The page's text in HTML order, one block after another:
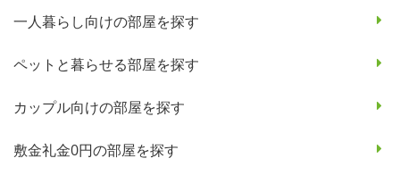
一人暮らし向けの部屋を探す
ペットと暮らせる部屋を探す
カップル向けの部屋を探す
敷金礼金0円の部屋を探す